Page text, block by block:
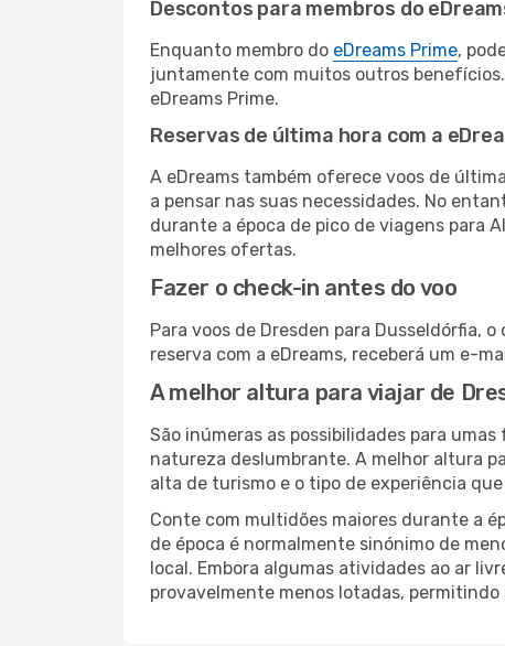
Descontos para membros do
Enquanto membro do eDreams Prime,
juntamente com muitos outros
eDreams Prime.
Reservas de última hora com a
A eDreams também oferece voos de
a pensar nas suas necessidades. No
durante a época de pico de viagens para
melhores ofertas.
Fazer o check-in antes do voo
Para voos de Dresden para Dusseldórfia,
reserva com a eDreams, receberá um e-
A melhor altura para viajar de
São inúmeras as possibilidades para
natureza deslumbrante. A melhor altura
alta de turismo e o tipo de experiência
Conte com multidões maiores durante a
de época é normalmente sinónimo de
local. Embora algumas atividades ao ar
provavelmente menos lotadas,